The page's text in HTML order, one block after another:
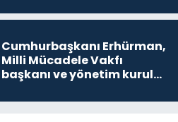
Cumhurbaşkanı Erhürman,
Milli Mücadele Vakfı
başkanı ve yönetim kurulu